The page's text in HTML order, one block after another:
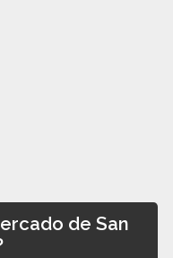
de San